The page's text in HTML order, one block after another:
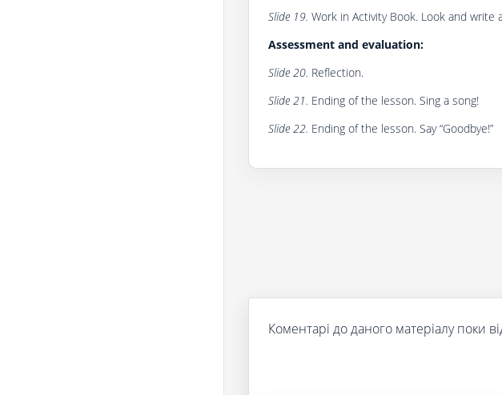
Slide 19. Work in Activity Book. Look and write
Assessment and evaluation:
Slide 20. Reflection.
Slide 21. Ending of the lesson. Sing a song!
Slide 22. Ending of the lesson. Say “Goodbye!”
Коментарі до даного матеріалу поки